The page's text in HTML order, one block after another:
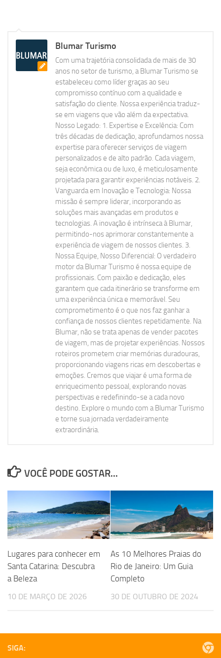
Blumar Turismo
Com uma trajetória consolidada de mais de 30
anos no setor de turismo, a Blumar Turismo se
estabeleceu como líder graças ao seu
compromisso contínuo com a qualidade e
satisfação do cliente. Nossa experiência traduz-
se em viagens que vão além da expectativa.
Nosso Legado: 1. Expertise e Excelência: Com
três décadas de dedicação, aprofundamos nossa
expertise para oferecer serviços de viagem
personalizados e de alto padrão. Cada viagem,
seja econômica ou de luxo, é meticulosamente
projetada para garantir experiências notáveis. 2.
Vanguarda em Inovação e Tecnologia: Nossa
missão é sempre liderar, incorporando as
soluções mais avançadas em produtos e
tecnologias. A inovação é intrínseca à Blumar,
permitindo-nos aprimorar constantemente a
experiência de viagem de nossos clientes. 3.
Nossa Equipe, Nosso Diferencial: O verdadeiro
motor da Blumar Turismo é nossa equipe de
profissionais. Com paixão e dedicação, eles
garantem que cada itinerário se transforme em
uma experiência única e memorável. Seu
comprometimento é o que nos faz ganhar a
confiança de nossos clientes repetidamente. Na
Blumar, não se trata apenas de vender pacotes
de viagem, mas de projetar experiências. Nossos
roteiros prometem criar memórias duradouras,
proporcionando viagens ricas em descobertas e
emoções. Cremos que viajar é uma forma de
enriquecimento pessoal, explorando novas
perspectivas e redefinindo-se a cada novo
destino. Explore o mundo com a Blumar Turismo
e torne sua jornada verdadeiramente
extraordinária.
VOCÊ PODE GOSTAR...
Lugares para conhecer em
Santa Catarina: Descubra
a Beleza
10 DE MARÇO DE 2026
As 10 Melhores Praias do
Rio de Janeiro: Um Guia
Completo
30 DE OUTUBRO DE 2024
SIGA: